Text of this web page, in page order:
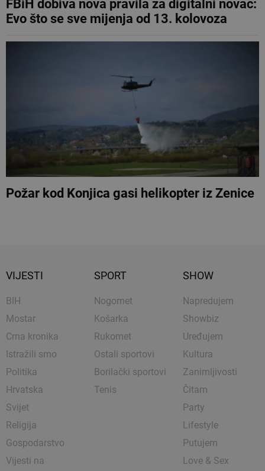
FBiH dobiva nova pravila za digitalni novac:
Evo što se sve mijenja od 13. kolovoza
Požar kod Konjica gasi helikopter iz Zenice
VIJESTI
BIH
Mostar
Crna kronika
Istražili smo
Politika
Hrvatska
Svijet
Religija
Gospodarstvo
Vijesti na
SPORT
Nogomet
Košarka
Rukomet
Ostali sportovi
Borilački sportovi
Tenis
SHOW
Napredujem
Showbiz
Uređujem
Kultura
Zanimljivosti
Čitam
Party
Lifestyle
Putujem
Love & Sex